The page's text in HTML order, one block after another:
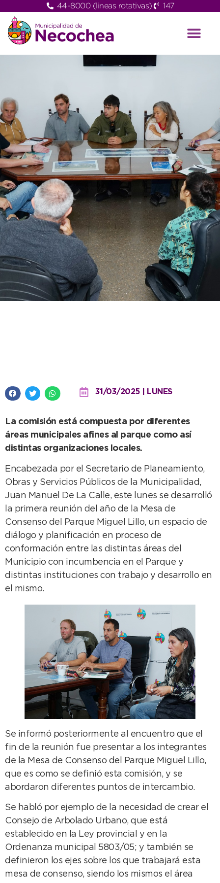
44-8000 (lineas rotativas) 147
31/03/2025 | LUNES
La comisión está compuesta por diferentes
áreas municipales afines al parque como así
distintas organizaciones locales.
Encabezada por el Secretario de Planeamiento,
Obras y Servicios Públicos de la Municipalidad,
Juan Manuel De La Calle, este lunes se desarrolló
la primera reunión del año de la Mesa de
Consenso del Parque Miguel Lillo, un espacio de
diálogo y planificación en proceso de
conformación entre las distintas áreas del
Municipio con incumbencia en el Parque y
distintas instituciones con trabajo y desarrollo en
el mismo.
Se informó posteriormente al encuentro que el
fin de la reunión fue presentar a los integrantes
de la Mesa de Consenso del Parque Miguel Lillo,
que es como se definió esta comisión, y se
abordaron diferentes puntos de intercambio.
Se habló por ejemplo de la necesidad de crear el
Consejo de Arbolado Urbano, que está
establecido en la Ley provincial y en la
Ordenanza municipal 5803/05; y también se
definieron los ejes sobre los que trabajará esta
mesa de consenso, siendo los mismos el área